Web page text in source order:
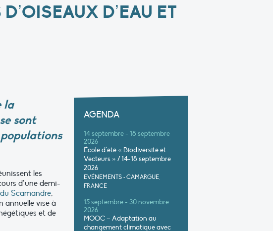
D’EAU ET
la
sont
les
d’une demi-
Scamandre,
annuelle vise à
et de
AGENDA
14 septembre - 18 septembre
2026
École d’été « Biodiversité et
Vecteurs » / 14-18 septembre
2026
EVÉNEMENTS • CAMARGUE,
FRANCE
15 septembre - 30 novembre
2026
MOOC – Adaptation au
changement climatique avec